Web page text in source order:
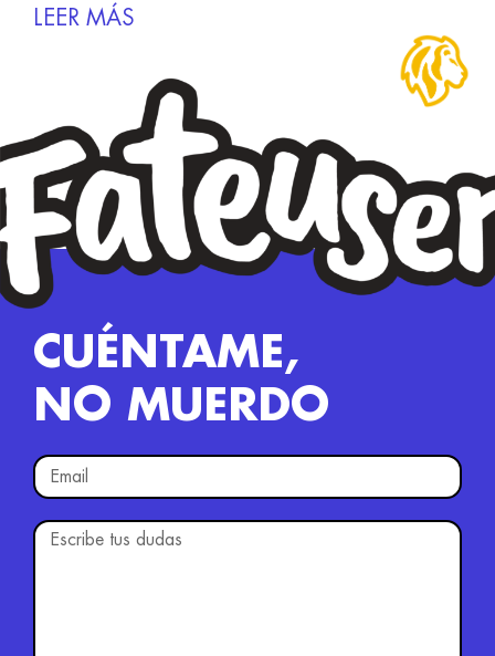
LEER MÁS
CUÉNTAME,
NO MUERDO